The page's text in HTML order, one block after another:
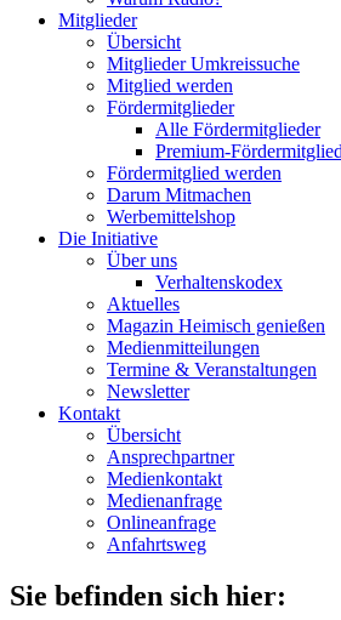
Mitglieder
Übersicht
Mitglieder Umkreissuche
Mitglied werden
Fördermitglieder
Alle Fördermitglieder
Premium-
Fördermitglied werden
Darum Mitmachen
Werbemittelshop
Die Initiative
Über uns
Verhaltenskodex
Aktuelles
Magazin Heimisch genießen
Medienmitteilungen
Termine & Veranstaltungen
Newsletter
Kontakt
Übersicht
Ansprechpartner
Medienkontakt
Medienanfrage
Onlineanfrage
Anfahrtsweg
Sie befinden sich hier: